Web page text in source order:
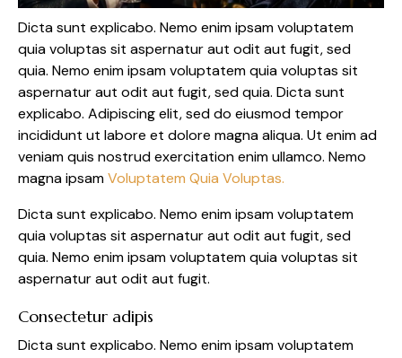
Dicta sunt explicabo. Nemo enim ipsam voluptatem
quia voluptas sit aspernatur aut odit aut fugit, sed
quia. Nemo enim ipsam voluptatem quia voluptas sit
aspernatur aut odit aut fugit, sed quia. Dicta sunt
explicabo. Adipiscing elit, sed do eiusmod tempor
incididunt ut labore et dolore magna aliqua. Ut enim ad
veniam quis nostrud exercitation enim ullamco. Nemo
magna ipsamVoluptatem Quia Voluptas.
Dicta sunt explicabo. Nemo enim ipsam voluptatem
quia voluptas sit aspernatur aut odit aut fugit, sed
quia. Nemo enim ipsam voluptatem quia voluptas sit
aspernatur aut odit aut fugit.
Consectetur adipis
Dicta sunt explicabo. Nemo enim ipsam voluptatem